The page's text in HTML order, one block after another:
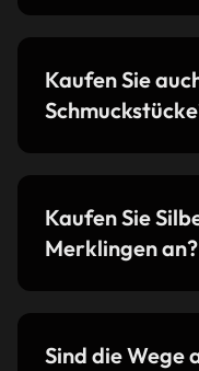
Kaufen Sie
Kaufen Sie
Merklingen an?
Sind die Wege